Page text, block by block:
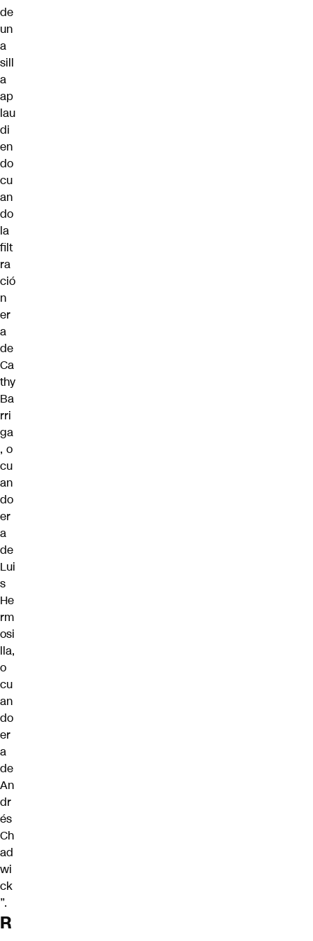
de
un
a
sill
a
ap
lau
di
en
do
cu
an
do
la
filt
ra
ció
n
er
a
de
Ca
thy
Ba
rri
ga
, o
cu
an
do
er
a
de
Lui
s
He
rm
osi
lla,
o
cu
an
do
er
a
de
An
dr
és
Ch
ad
wi
ck
”.
R